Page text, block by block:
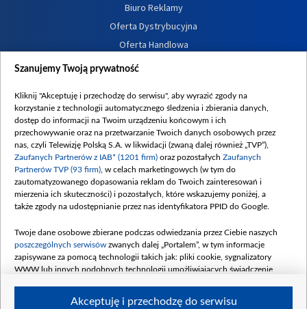
Biuro Reklamy
Oferta Dystrybucyjna
Oferta Handlowa
Dostępność
Procedura zgłoszeń wewnętrznych
Szanujemy Twoją prywatność
Kliknij "Akceptuję i przechodzę do serwisu", aby wyrazić zgody na
korzystanie z technologii automatycznego śledzenia i zbierania danych,
dostęp do informacji na Twoim urządzeniu końcowym i ich
przechowywanie oraz na przetwarzanie Twoich danych osobowych przez
nas, czyli Telewizję Polską S.A. w likwidacji (zwaną dalej również „TVP”),
Zaufanych Partnerów z IAB* (1201 firm) oraz pozostałych Zaufanych
Partnerów TVP (93 firm) , w celach marketingowych (w tym do
zautomatyzowanego dopasowania reklam do Twoich zainteresowań i
mierzenia ich skuteczności) i pozostałych, które wskazujemy poniżej, a
także zgody na udostępnianie przez nas identyfikatora PPID do Google.
Twoje dane osobowe zbierane podczas odwiedzania przez Ciebie naszych
poszczególnych serwisów zwanych dalej „Portalem”, w tym informacje
zapisywane za pomocą technologii takich jak: pliki cookie, sygnalizatory
WWW lub innych podobnych technologii umożliwiających świadczenie
Akceptuję i przechodzę do serwisu